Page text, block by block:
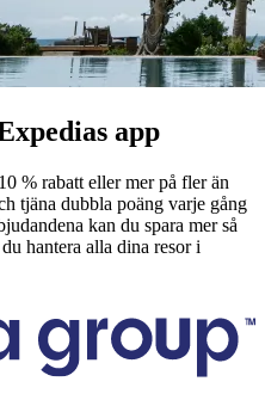
app
% rabatt eller mer på fler än
tjäna dubbla poäng varje gång
kan du spara mer så
hantera alla dina resor i